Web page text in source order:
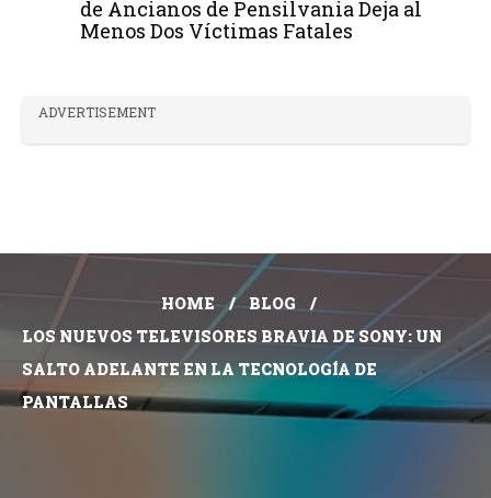
de Ancianos de Pensilvania Deja al
Menos Dos Víctimas Fatales
ADVERTISEMENT
HOME
BLOG
LOS NUEVOS TELEVISORES BRAVIA DE SONY: UN
SALTO ADELANTE EN LA TECNOLOGÍA DE
PANTALLAS